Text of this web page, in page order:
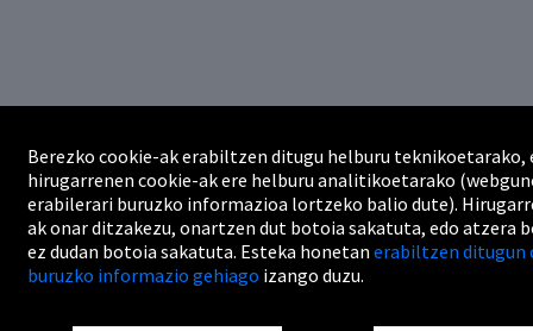
Berezko cookie-ak erabiltzen ditugu helburu teknikoetarako,
hirugarrenen cookie-ak ere helburu analitikoetarako
erabilerari buruzko informazioa lortzeko balio dute).
ak onar ditzakezu, onartzen dut botoia sakatuta, edo atzera
ez dudan botoia sakatuta. Esteka honetan erabiltzen ditugun
buruzko informazio gehiago izango duzu.